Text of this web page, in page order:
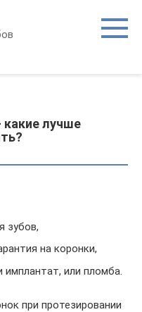
лучше
зубов,
на коронки,
или пломба.
при протезировании